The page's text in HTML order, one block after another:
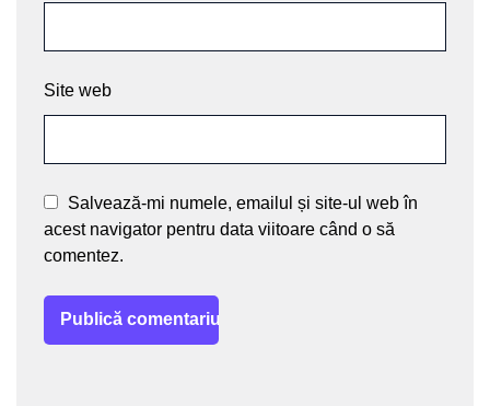
Site web
Salvează-mi numele, emailul și site-ul web în
acest navigator pentru data viitoare când o să
comentez.